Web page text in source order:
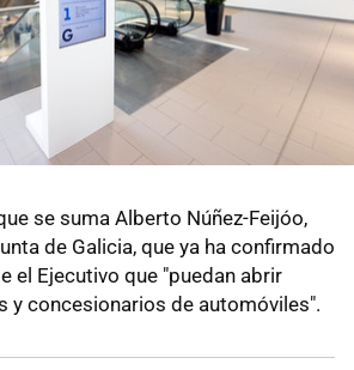
se suma Alberto Núñez-Feijóo,
de Galicia, que ya ha confirmado
el Ejecutivo que "puedan abrir
y concesionarios de automóviles".